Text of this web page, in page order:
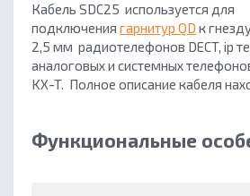
Кабель SDC25 используется для
подключения гарнитур QD к
2,5 мм радиотелефонов DECT, ip
аналоговых и системных
KX-T. Полное описание кабеля
Функциональные